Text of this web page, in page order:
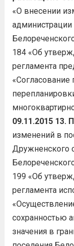
«О внесении
184 «Об
регламента
«Согласование
09.11.2015 13.
изменений в
Дружненского
199 «Об
регламента
сохранностью
значения в